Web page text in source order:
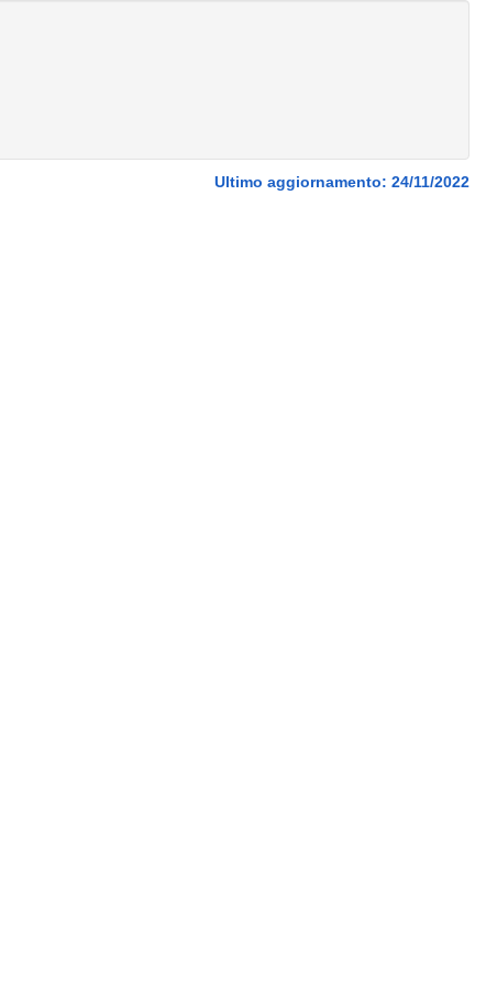
Ultimo aggiornamento: 24/11/2022